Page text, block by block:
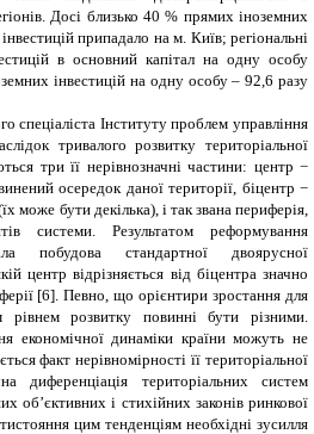
Досі близько 40 % прямих іноземних
припадало на м. Київ; регіональні
в основний капітал на одну особу
інвестицій на одну особу – 92,6 разу
спеціаліста Інституту проблем управління
тривалого розвитку територіальної
три її нерівнозначні частини: центр −
осередок даної території, біцентр −
може бути декілька), і так звана периферія,
системи. Результатом реформування
побудова стандартної двоярусної
центр відрізняється від біцентра значно
[6]. Певно, що орієнтири зростання для
рівнем розвитку повинні бути різними.
економічної динаміки країни можуть не
факт нерівномірності її територіальної
диференціація територіальних систем
об’єктивних і стихійних законів ринкової
цим тенденціям необхідні зусилля